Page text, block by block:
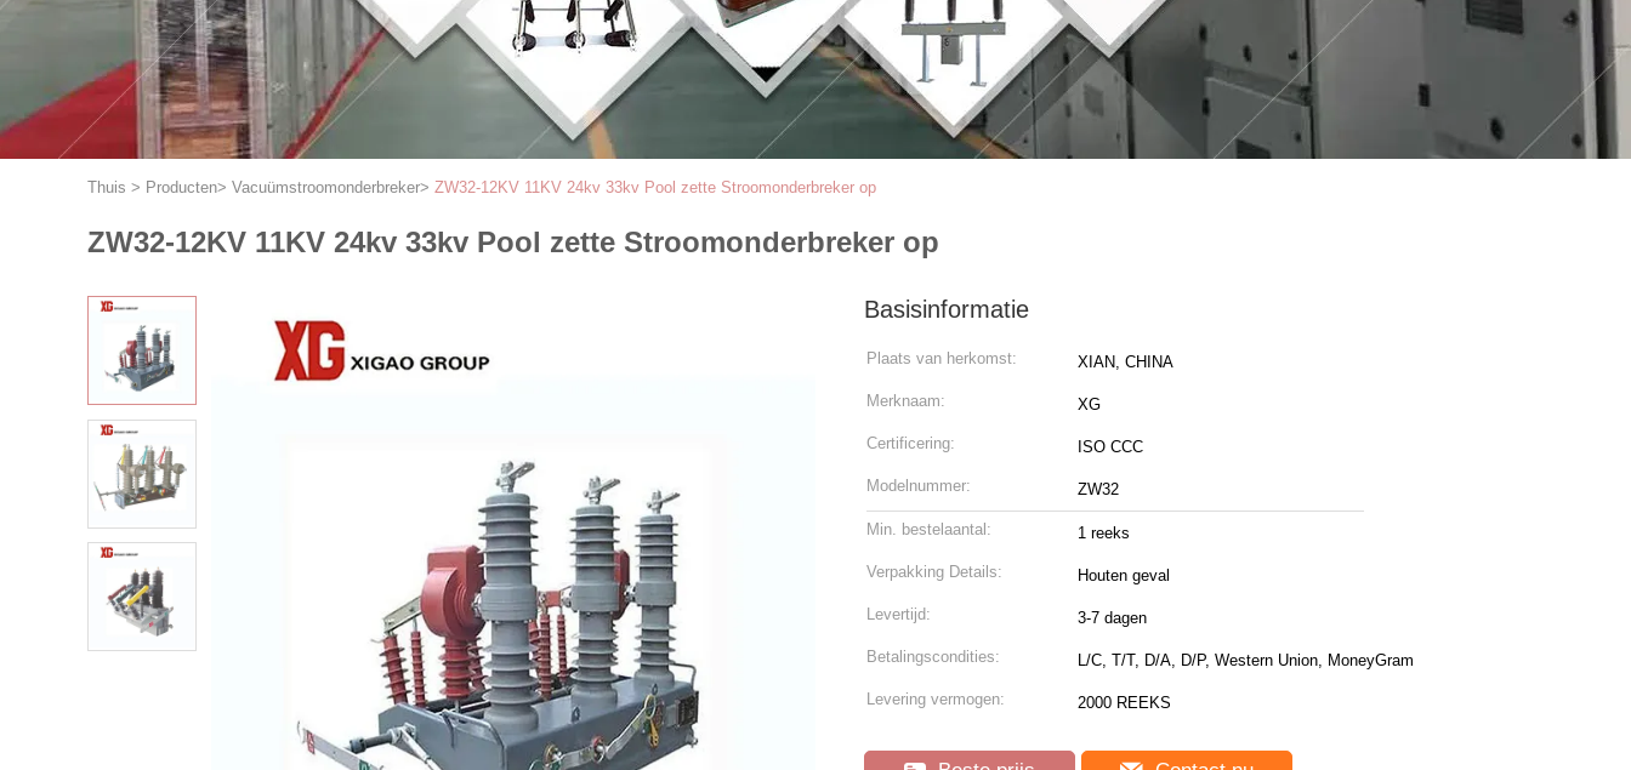
Thuis > Producten> Vacuümstroomonderbreker> ZW32-12KV 11KV 24kv 33kv Pool zette Stroomonderbreker op
ZW32-12KV 11KV 24kv 33kv Pool zette Stroomonderbreker op
Basisinformatie
Plaats van herkomst: XIAN, CHINA
Merknaam: XG
Certificering: ISO CCC
Modelnummer: ZW32
Min. bestelaantal: 1 reeks
Verpakking Details: Houten geval
Levertijd: 3-7 dagen
Betalingscondities: L/C, T/T, D/A, D/P, Western Union, MoneyGram
Levering vermogen: 2000 REEKS